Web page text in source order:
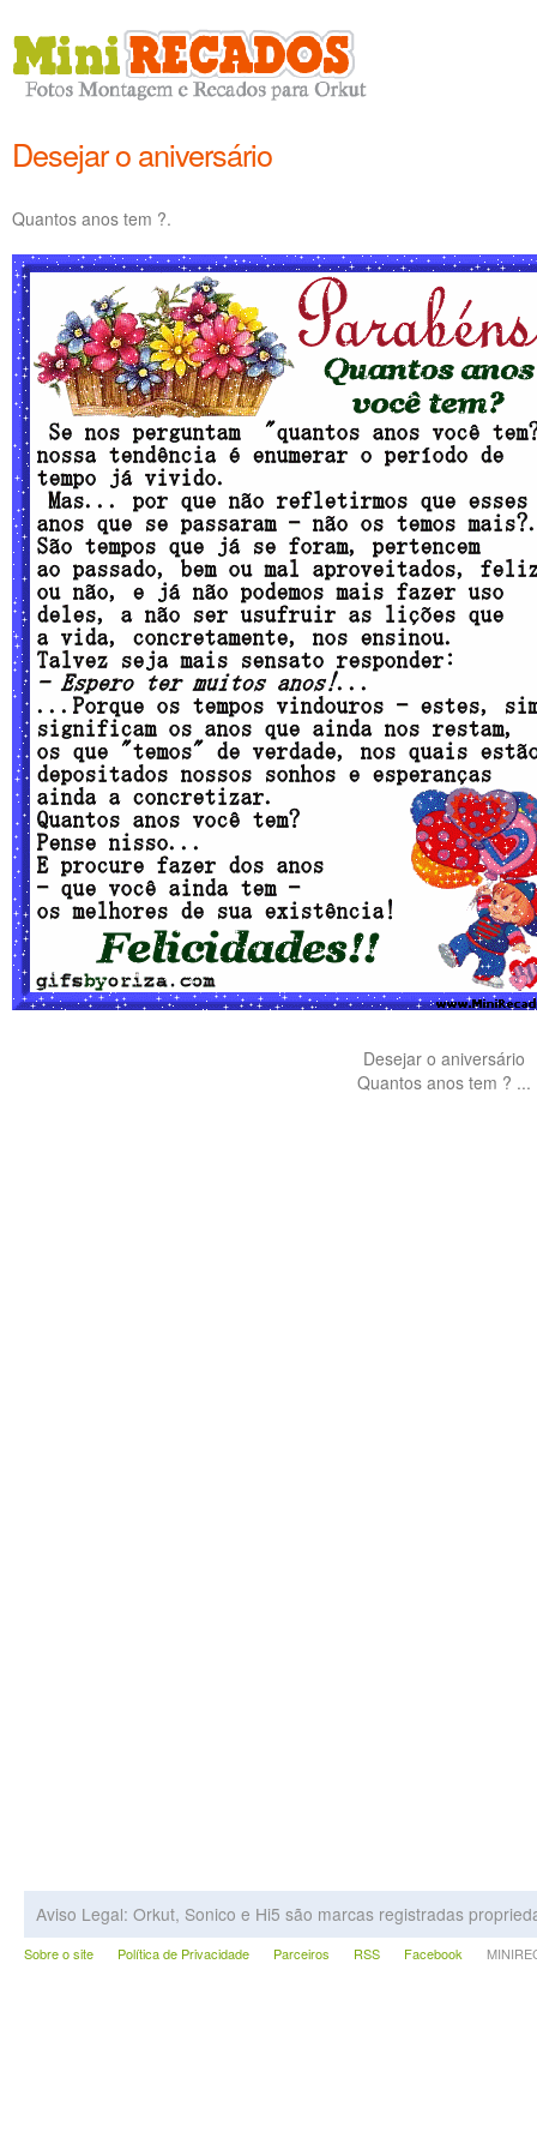
Desejar o aniversário
Quantos anos tem ?.
Desejar o aniversário
Quantos anos tem ? ...
Aviso Legal: Orkut, Sonico e Hi5 são marcas registradas
Sobre o site Política de Privacidade Parceiros RSS Facebook